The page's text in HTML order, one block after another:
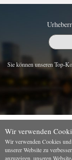
Sie können unseren Top-
Wir verwenden
Wir verwenden Cookies
unserer Website zu
anzuzeigen, unseren